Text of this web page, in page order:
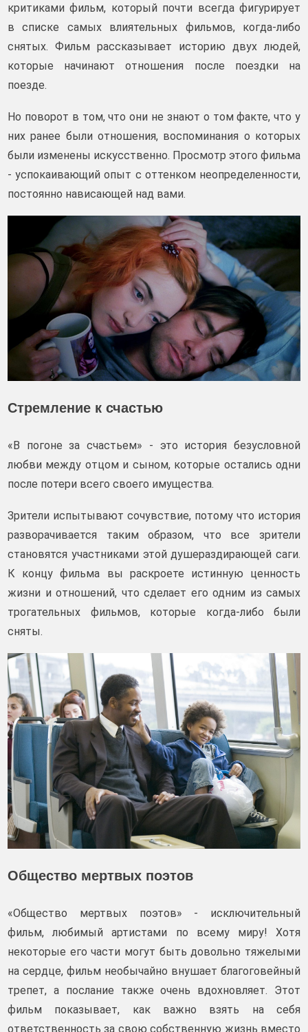
критиками фильм, который почти всегда фигурирует
в списке самых влиятельных фильмов, когда-либо
снятых. Фильм рассказывает историю двух людей,
которые начинают отношения после поездки на
поезде.
Но поворот в том, что они не знают о том факте, что у
них ранее были отношения, воспоминания о которых
были изменены искусственно. Просмотр этого фильма
- успокаивающий опыт с оттенком неопределенности,
постоянно нависающей над вами.
Стремление к счастью
«В погоне за счастьем» - это история безусловной
любви между отцом и сыном, которые остались одни
после потери всего своего имущества.
Зрители испытывают сочувствие, потому что история
разворачивается таким образом, что все зрители
становятся участниками этой душераздирающей саги.
К концу фильма вы раскроете истинную ценность
жизни и отношений, что сделает его одним из самых
трогательных фильмов, которые когда-либо были
сняты.
Общество мертвых поэтов
«Общество мертвых поэтов» - исключительный
фильм, любимый артистами по всему миру! Хотя
некоторые его части могут быть довольно тяжелыми
на сердце, фильм необычайно внушает благоговейный
трепет, а послание также очень вдохновляет. Этот
фильм показывает, как важно взять на себя
ответственность за свою собственную жизнь вместо